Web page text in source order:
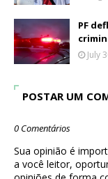
PF
July
POSTAR UM
0 Comentários
Sua opinião é
a você leitor,